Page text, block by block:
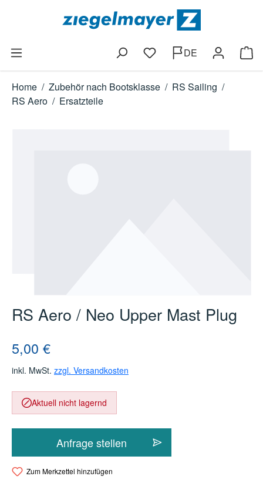
Zum Hauptinhalt springen
Du hast 0 Produkte auf
DE
Home / Zubehör nach Bootsklasse / RS Sailing /
RS Aero / Ersatzteile
RS Aero / Neo Upper Mast Plug
Regulärer Preis:
5,00 €
inkl. MwSt. zzgl. Versandkosten
Aktuell nicht lagernd
Anfrage stellen
Zum Merkzettel hinzufügen